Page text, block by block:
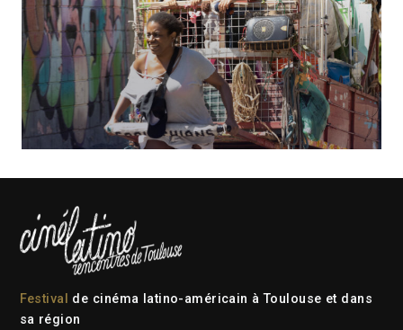
Festival
de cinéma latino-américain à Toulouse et dans
sa région